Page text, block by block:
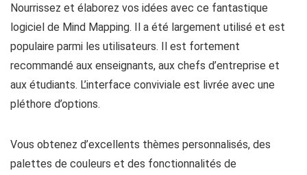
Nourrissez et élaborez vos idées avec ce fantastique
logiciel de Mind Mapping. Il a été largement utilisé et est
populaire parmi les utilisateurs. Il est fortement
recommandé aux enseignants, aux chefs d’entreprise et
aux étudiants. L’interface conviviale est livrée avec une
pléthore d’options.
Vous obtenez d’excellents thèmes personnalisés, des
palettes de couleurs et des fonctionnalités de